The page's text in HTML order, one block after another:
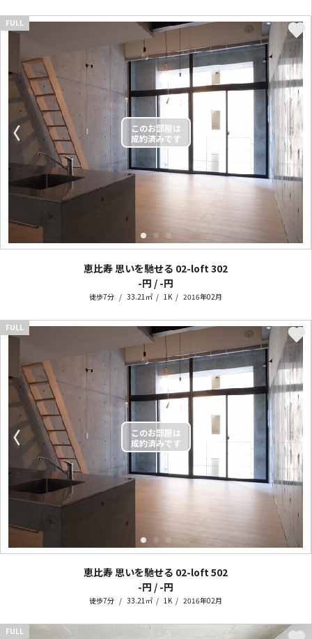
〈 〉
FULL
恵比寿 思いを馳せる 02-loft 302
-円 / -円
徒歩7分 33.21㎡ 1K 2016年02月
〈 〉
FULL
恵比寿 思いを馳せる 02-loft502
-円 / -円
徒歩7分 33.21㎡ 1K 2016年02月
FULL